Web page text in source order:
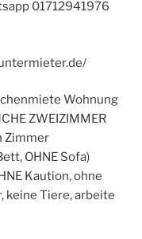
01712941976
Wohnung
ZWEIZIMMER
Zimmer
OHNE Sofa)
Kaution, ohne
keine Tiere, arbeite